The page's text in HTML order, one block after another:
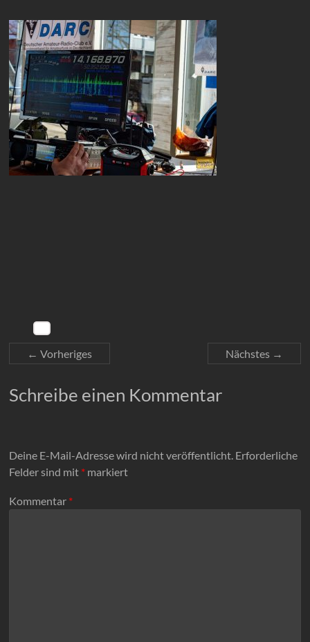
← Vorheriges Nächstes →
Schreibe einen Kommentar
Deine E-Mail-Adresse wird nicht veröffentlicht. Erforderliche
Felder sind mit * markiert
Kommentar *